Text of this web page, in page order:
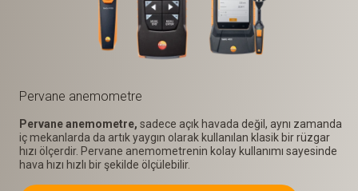
Pervane anemometre
Pervane anemometre, sadece açık havada değil, aynı zamanda
iç mekanlarda da artık yaygın olarak kullanılan klasik bir rüzgar
hızı ölçerdir. Pervane anemometrenin kolay kullanımı sayesinde
hava hızı hızlı bir şekilde ölçülebilir.